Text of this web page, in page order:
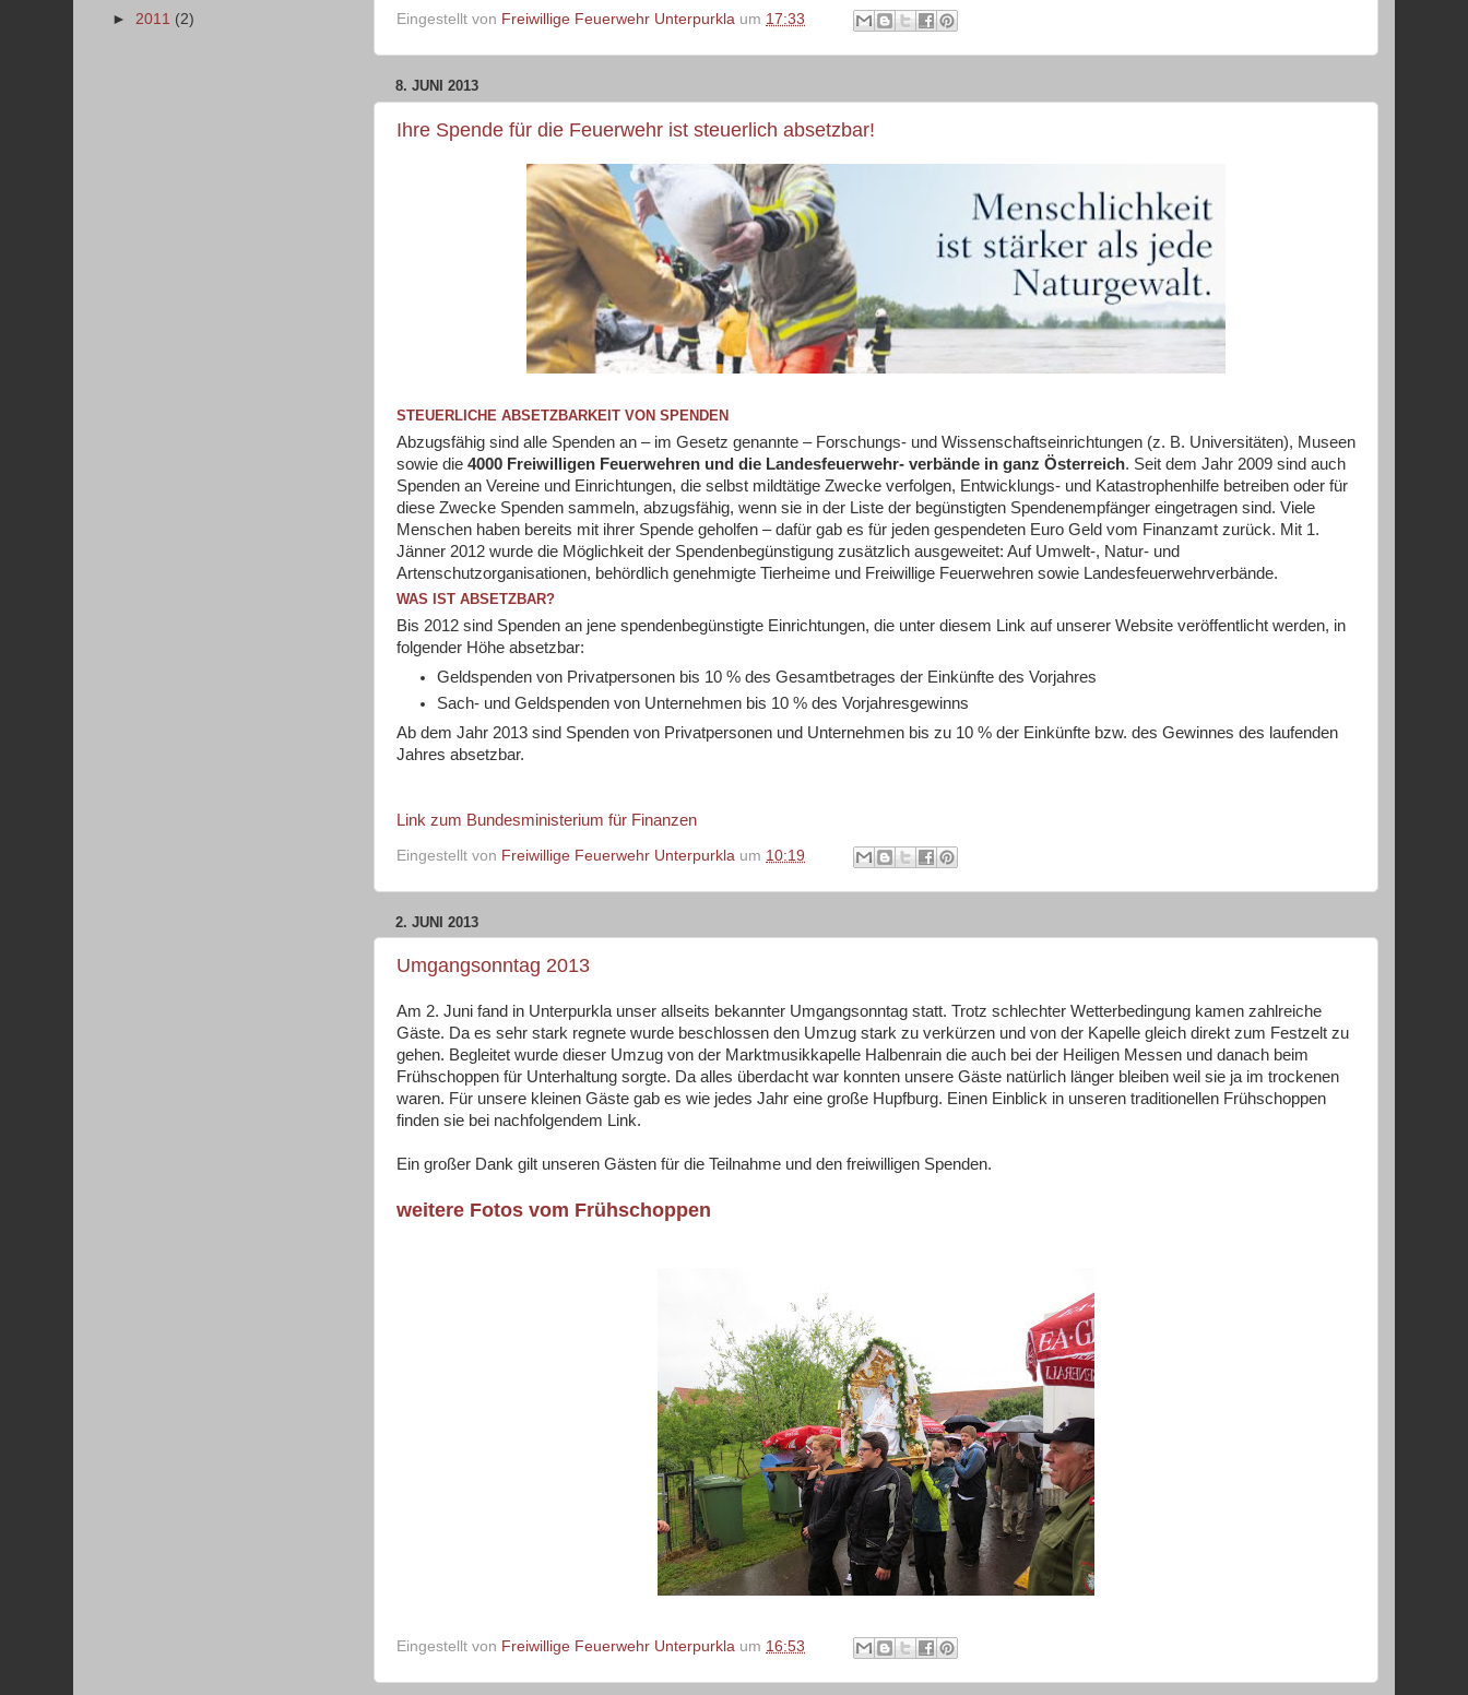
Eingestellt von Freiwillige Feuerwehr Unterpurkla um 17:33
8. JUNI 2013
Ihre Spende für die Feuerwehr ist steuerlich absetzbar!
STEUERLICHE ABSETZBARKEIT VON SPENDEN
Abzugsfähig sind alle Spenden an – im Gesetz genannte – Forschungs- und Wissenschaftseinrichtungen (z. B. Universitäten), Museen
sowie die 4000 Freiwilligen Feuerwehren und die Landesfeuerwehr- verbände in ganz Österreich. Seit dem Jahr 2009 sind auch
Spenden an Vereine und Einrichtungen, die selbst mildtätige Zwecke verfolgen, Entwicklungs- und Katastrophenhilfe betreiben oder für
diese Zwecke Spenden sammeln, abzugsfähig, wenn sie in der Liste der begünstigten Spendenempfänger eingetragen sind. Viele
Menschen haben bereits mit ihrer Spende geholfen – dafür gab es für jeden gespendeten Euro Geld vom Finanzamt zurück. Mit 1.
Jänner 2012 wurde die Möglichkeit der Spendenbegünstigung zusätzlich ausgeweitet: Auf Umwelt-, Natur- und
Artenschutzorganisationen, behördlich genehmigte Tierheime und Freiwillige Feuerwehren sowie Landesfeuerwehrverbände.
WAS IST ABSETZBAR?
Bis 2012 sind Spenden an jene spendenbegünstigte Einrichtungen, die unter diesem Link auf unserer Website veröffentlicht werden, in
folgender Höhe absetzbar:
Geldspenden von Privatpersonen bis 10 % des Gesamtbetrages der Einkünfte des Vorjahres
Sach- und Geldspenden von Unternehmen bis 10 % des Vorjahresgewinns
Ab dem Jahr 2013 sind Spenden von Privatpersonen und Unternehmen bis zu 10 % der Einkünfte bzw. des Gewinnes des laufenden
Jahres absetzbar.
Link zum Bundesministerium für Finanzen
Eingestellt von Freiwillige Feuerwehr Unterpurkla um 10:19
2. JUNI 2013
Umgangsonntag 2013
Am 2. Juni fand in Unterpurkla unser allseits bekannter Umgangsonntag statt. Trotz schlechter Wetterbedingung kamen zahlreiche
Gäste. Da es sehr stark regnete wurde beschlossen den Umzug stark zu verkürzen und von der Kapelle gleich direkt zum Festzelt zu
gehen. Begleitet wurde dieser Umzug von der Marktmusikkapelle Halbenrain die auch bei der Heiligen Messen und danach beim
Frühschoppen für Unterhaltung sorgte. Da alles überdacht war konnten unsere Gäste natürlich länger bleiben weil sie ja im trockenen
waren. Für unsere kleinen Gäste gab es wie jedes Jahr eine große Hupfburg. Einen Einblick in unseren traditionellen Frühschoppen
finden sie bei nachfolgendem Link.
Ein großer Dank gilt unseren Gästen für die Teilnahme und den freiwilligen Spenden.
weitere Fotos vom Frühschoppen
Eingestellt von Freiwillige Feuerwehr Unterpurkla um 16:53
► 2011 (2)